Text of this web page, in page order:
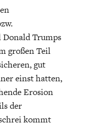
Trumps
großen Teil
gut
einst hatten,
Erosion
der
kommt